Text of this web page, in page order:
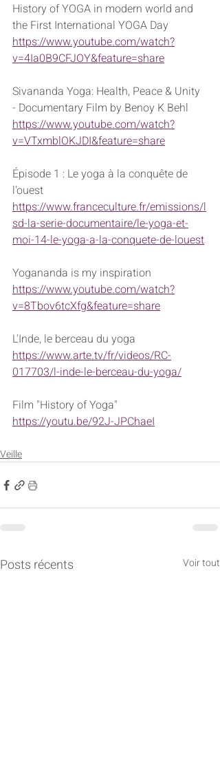
History of YOGA in modern world and
the First International YOGA Day
https://www.youtube.com/watch?
v=4Ia0B9CFJOY&feature=share
Sivananda Yoga: Health, Peace & Unity
- Documentary Film by Benoy K Behl
https://www.youtube.com/watch?
v=VTxmblOKJDI&feature=share
Épisode 1 : Le yoga à la conquête de
l'ouest
https://www.franceculture.fr/emissions/l
sd-la-serie-documentaire/le-yoga-et-
moi-14-le-yoga-a-la-conquete-de-louest
Yogananda is my inspiration
https://www.youtube.com/watch?
v=8Tbov6tcXfg&feature=share
L'Inde, le berceau du yoga
https://www.arte.tv/fr/videos/RC-
017703/l-inde-le-berceau-du-yoga/
Film "History of Yoga"
https://youtu.be/92J-JPChaeI
Veille
Posts récents Voir tout